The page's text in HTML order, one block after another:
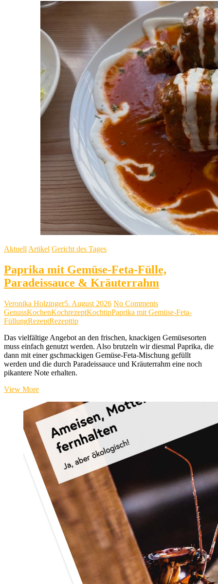
„Grenzenlos
Teil
2026
Aktuell Artikel Gericht des Tages
Paprika mit Gemüse-Feta-Fülle,
Paradeissauce & Kräuterrahm
Veronika Holzinger5. August 2026 No Comments
GenussKochenKochrezeptKochtipPaprika mit Gemüse-Feta-
FüllungRezeptRezepttip
Das vielfältige Angebot an den frischen, knackigen Gemüsesorten
muss einfach genutzt werden. Also brutzeln wir diesmal Paprika, die
dann mit einer gschmackigen Gemüse-Feta-Mischung gefüllt
werden und die durch Paradeissauce und Kräuterrahm eine noch
pikantere Note erhalten.
View MorePaprika
Gemüse-
Feta-
Fülle,
Paradeissauce
&
Kräuterrahm